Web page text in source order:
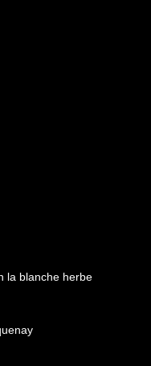
la blanche herbe